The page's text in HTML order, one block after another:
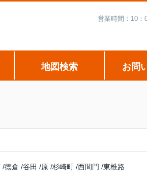
営業時間：10
地図検索 お問
/徳倉 /谷田 /原 /杉崎町 /西間門 /東椎路